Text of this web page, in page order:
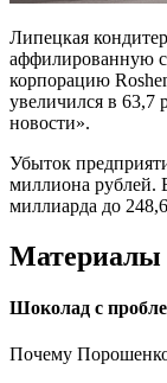
Липецкая
аффилированную
корпорацию
увеличился в 63,7
новости».
Убыток
миллиона рублей.
миллиарда до
Материалы
Шоколад с
Почему